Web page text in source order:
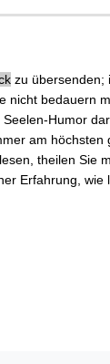
zu übersenden;
nicht bedauern
Humor
am höchsten
theilen Sie
Erfahrung,